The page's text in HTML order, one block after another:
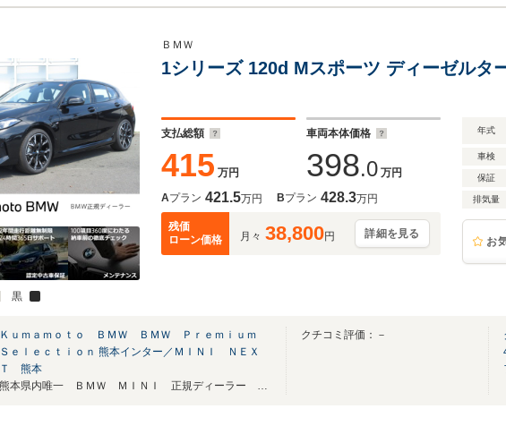
黒
ＢＭＷ
1シリーズ 120d Mスポーツ ディーゼルタ
支払総額
415 万円
車両本体価格
398.0 万円
Aプラン 421.5万円 Bプラン 428.3万円
残価
ローン価格
月々 38,800円 詳細を見る
年式
車検
保証
排気量
お
Ｋｕｍａｍｏｔｏ ＢＭＷ ＢＭＷ Ｐｒｅｍｉｕｍ
Ｓｅｌｅｃｔｉｏｎ 熊本インター／ＭＩＮＩ ＮＥＸ
Ｔ 熊本
クチコミ評価：－